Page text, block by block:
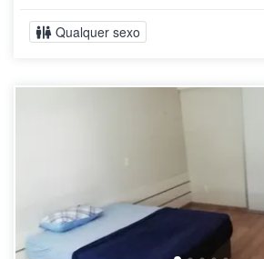
Qualquer sexo